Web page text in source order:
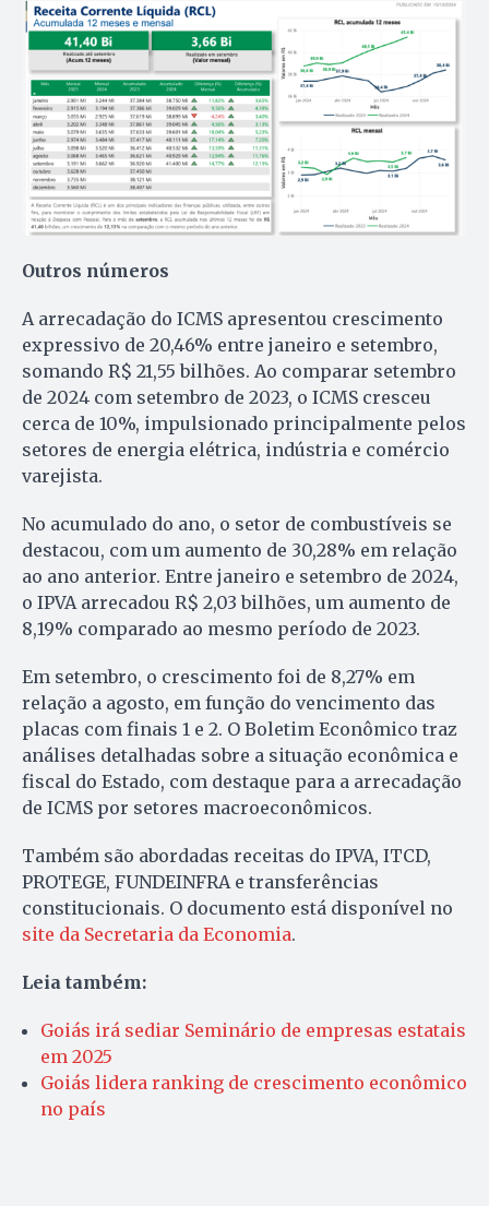
Outros números
A arrecadação do ICMS apresentou crescimento
expressivo de 20,46% entre janeiro e setembro,
somando R$ 21,55 bilhões. Ao comparar setembro
de 2024 com setembro de 2023, o ICMS cresceu
cerca de 10%, impulsionado principalmente pelos
setores de energia elétrica, indústria e comércio
varejista.
No acumulado do ano, o setor de combustíveis se
destacou, com um aumento de 30,28% em relação
ao ano anterior. Entre janeiro e setembro de 2024,
o IPVA arrecadou R$ 2,03 bilhões, um aumento de
8,19% comparado ao mesmo período de 2023.
Em setembro, o crescimento foi de 8,27% em
relação a agosto, em função do vencimento das
placas com finais 1 e 2. O Boletim Econômico traz
análises detalhadas sobre a situação econômica e
fiscal do Estado, com destaque para a arrecadação
de ICMS por setores macroeconômicos.
Também são abordadas receitas do IPVA, ITCD,
PROTEGE, FUNDEINFRA e transferências
constitucionais. O documento está disponível no
site da Secretaria da Economia.
Leia também:
Goiás irá sediar Seminário de empresas estatais
em 2025
Goiás lidera ranking de crescimento econômico
no país